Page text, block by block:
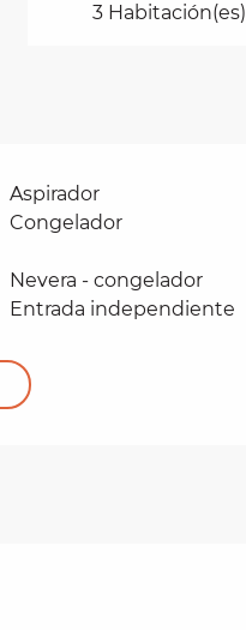
3 Habitación(es)
Aspirador
Congelador
Nevera - congelador
Entrada independiente